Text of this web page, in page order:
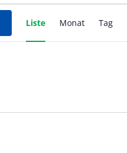
Ansichten-
Liste Monat Tag